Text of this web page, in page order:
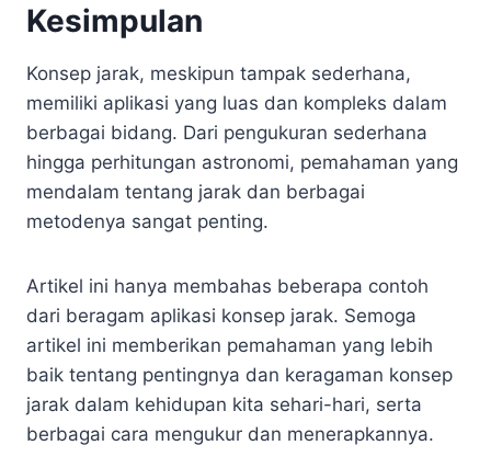
Kesimpulan
Konsep jarak, meskipun tampak sederhana,
memiliki aplikasi yang luas dan kompleks dalam
berbagai bidang. Dari pengukuran sederhana
hingga perhitungan astronomi, pemahaman yang
mendalam tentang jarak dan berbagai
metodenya sangat penting.
Artikel ini hanya membahas beberapa contoh
dari beragam aplikasi konsep jarak. Semoga
artikel ini memberikan pemahaman yang lebih
baik tentang pentingnya dan keragaman konsep
jarak dalam kehidupan kita sehari-hari, serta
berbagai cara mengukur dan menerapkannya.